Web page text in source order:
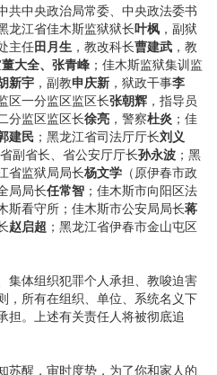
共中央政治局常委、中央政法委书
龙江省佳木斯监狱狱长叶枫 ，副狱
主任田月生 ，教改科长曹建武 ，教
董大全、张青峰 ；佳木斯监狱集训监
新宇 ，副教申庆新 ，狱政干事李
区一分监区监区长张朝辉 ，指导员
分监区监区长徐亮 ，警察杜炎 ；佳
建民 ；黑龙江省司法厅厅长刘义
副省长、省公安厅厅长孙永波 ；黑
省监狱局局长杨文学 （原伊春市政
局局长任常智 ；佳木斯市向阳区法
斯看守所；佳木斯市公安局局长蒋
赵启超 ；黑龙江省伊春市金山屯区
集体组织犯罪个人承担、教唆迫害
，所有在组织、单位、系统名义下
担。上述有关责任人将被彻底追
苏醒，审时度势，为了你和家人的